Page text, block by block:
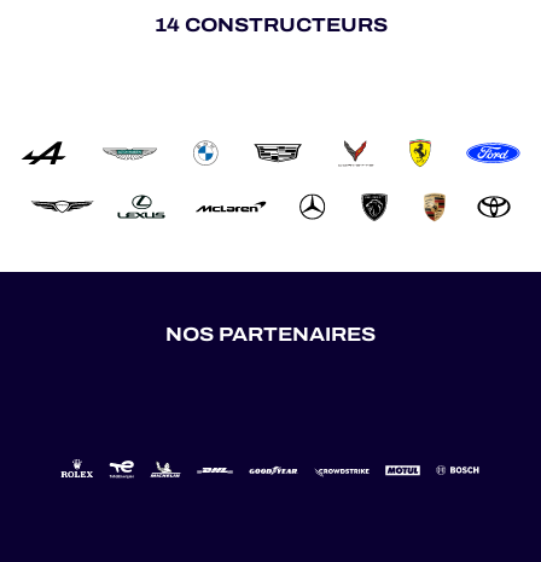
14 CONSTRUCTEURS
NOS PARTENAIRES